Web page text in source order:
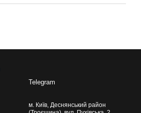
Telegram
м. Київ, Деснянський район